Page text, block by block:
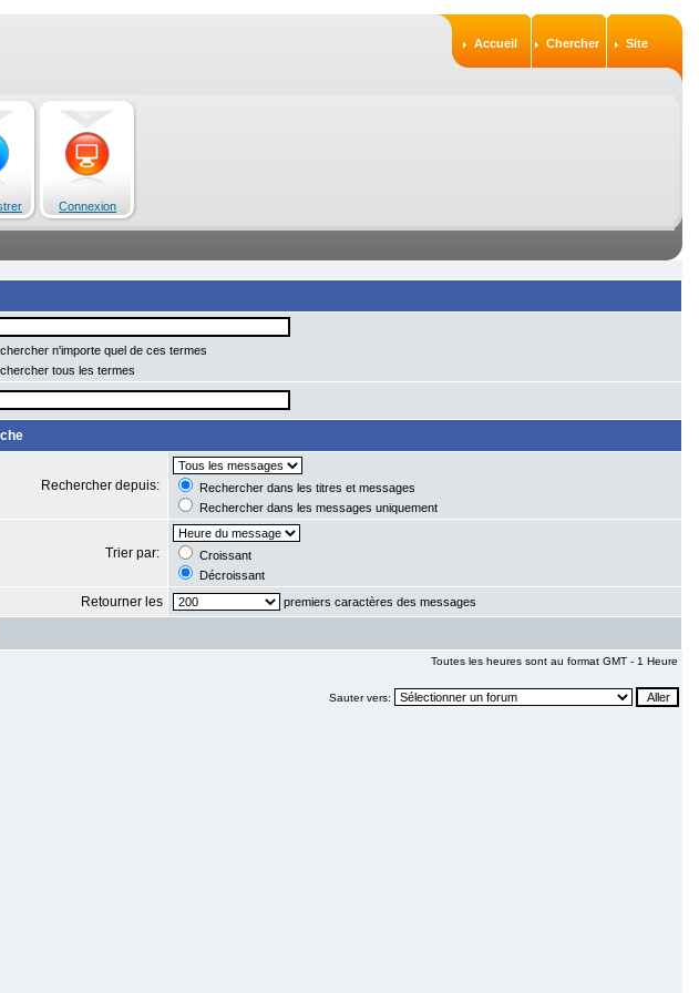
Accueil Chercher Site
Connexion
n'importe quel de ces termes
tous les termes
Rechercher depuis:
Rechercher dans les titres et messages
Rechercher dans les messages uniquement
Trier par:
Croissant
Décroissant
Retourner les premiers caractères des messages
Toutes les heures sont au format GMT - 1 Heure
Sauter vers: